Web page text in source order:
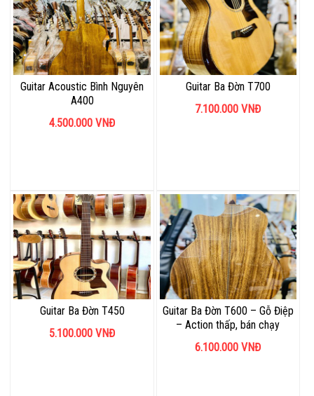
Guitar Acoustic Bình Nguyên
A400
4.500.000 VNĐ
Guitar Ba Đờn T700
7.100.000 VNĐ
Guitar Ba Đờn T450
5.100.000 VNĐ
Guitar Ba Đờn T600 – Gỗ Điệp
– Action thấp, bán chạy
6.100.000 VNĐ